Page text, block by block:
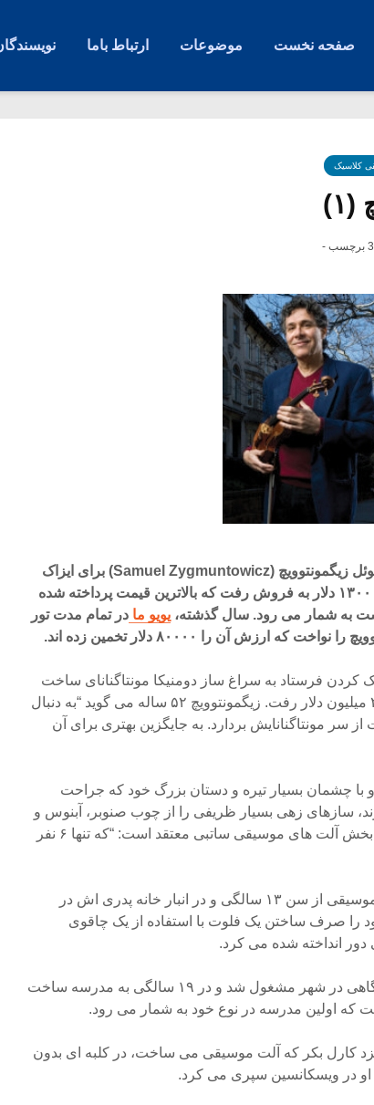
صفحه نخست موضوعات ارتباط باما
کلاسیک
3 برچسب -
در سال ۲۰۰۳ ویولونی که توسط ساموئل زیگمونتوویچ (Samuel Zygmuntowicz) برای ایزاک
ایشترن ساخته شده بود، در مزایده ۱۳۰۰۰۰ دلار به فروش رفت که بالاترین قیمت پرداخته شده
به شمار می رود. سال گذشته، یویو ما در تمام مدت تور
ارزش آن را ۸۰۰۰۰ دلار تخمین زده اند.
کردن فرستاد به سراغ ساز دومنیکا مونتاگنانای ساخت
۱۷۳۳ (۱۶۸۶-۱۷۵۰) خود به ارزش ۲.۵ میلیون دلار رفت. زیگمونتوویچ ۵۲ ساله می گوید “به دنبال
سر مونتاگنانایش بردارد. به جایگزین بهتری برای آن
با چشمان بسیار تیره و دستان بزرگ خود که جراحت
سازهای زهی بسیار ظریفی را از چوب صنوبر، آبنوس و
چنار می تراشد. تیم جی انگلس، مدیر بخش آلت های موسیقی ساتبی معتقد است: “که تنها ۶ نفر
علاقه شدید زیگمونتوویچ به آلت های موسیقی از سن ۱۳ سالگی و در انبار خانه پدری اش در
را صرف ساختن یک فلوت با استفاده از یک چاقوی
انداخته شده می کرد.
در ۱۶ سالگی به تعمیر ویولون در کارگاهی در شهر مشغول شد و در ۱۹ سالگی به مدرسه ساخت
که اولین مدرسه در نوع خود به شمار می رود.
نزد کارل بکر که آلت موسیقی می ساخت، در کلبه ای بدون
او در ویسکانسین سپری می کرد.